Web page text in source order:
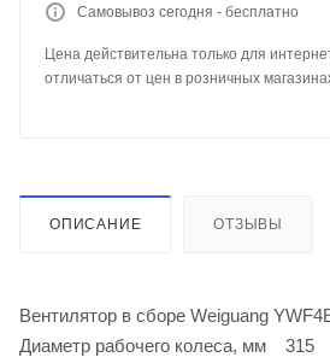
Самовывоз сегодня - бесплатно
Цена действительна только для
отличаться от цен в розничных
ОПИСАНИЕ ОТЗЫВЫ
Вентилятор в сборе Weiguang
Диаметр рабочего колеса, мм 315